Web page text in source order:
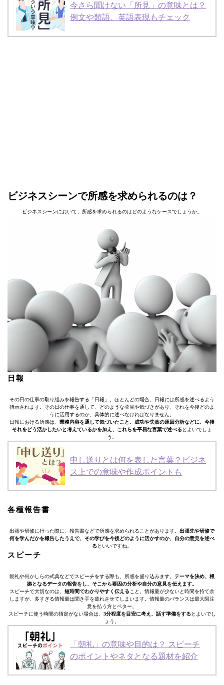
今さら聞けない「所見」の意味とは？
例文や類語、英語表現もチェック
ビジネスシーンで所感を求められるのは？
ビジネスシーンにおいて、所感を求められるのはどのようなケースでしょうか。
日報
その日の仕事の取り組みを報告する「日報」。ほとんどの場合、日報には所感を述べるよう
指示されます。その日の仕事を通して、どのような発見や気づきがあり、それを今後どのよ
うに活用するのか、具体的に述べなければなりません。
日報における所感は、 業務内容を通して気づいたこと、成功や失敗の原因分析などに、今後
それをどう活かしたいと考えているかを加え、これらを平易な言葉で述べるとよいでしょ
う。
申し送りとは何を表した言葉？ビジネ
ス上での意味や作成ポイントも
各種報告書
出張や研修に行った際に、報告書などで所感を求められることがあります。 出張先や研修で
何を学んだかを報告したうえで、その学びを今後どのように活かすのか、自分の意見を述べ
るといいですね。
スピーチ
朝礼や何かしらの式典などでスピーチをする際も、所感を盛り込みます。 テーマを決め、根
拠となるデータの報告をし、そこから要因の分析や自分の意見を伝えます。
スピーチで大切なのは、 短時間でわかりやすく伝えること。情報量が少ないと時間を持て余
しますが、多すぎる情報量は聞き手を疲れさせてしまいます。情報量のバランスは最大限注
意を払う方とベター。
スピーチに使う時間の指定がない場合は、 3分程度を目安に考え、話す準備をするとよいでし
ょう。
「朝礼」の意味や目的は？ スピーチ
のポイントやネタとなる題材を紹介